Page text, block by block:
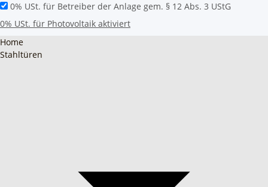
0% USt. für Betreiber der Anlage gem. § 12 Abs. 3 UStG
0% USt. für Photovoltaik aktiviert
Home
Stahltüren